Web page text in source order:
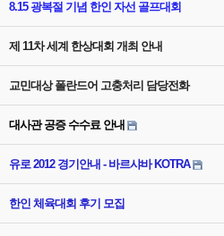
8.15 광복절 기념 한인 자선 골프대회
제 11차 세계 한상대회 개최 안내
교민대상 폴란드어 고충처리 담당전화
대사관 공증 수수료 안내
유로 2012 경기안내 - 바르샤바 KOTRA
한인 체육대회 후기 모집